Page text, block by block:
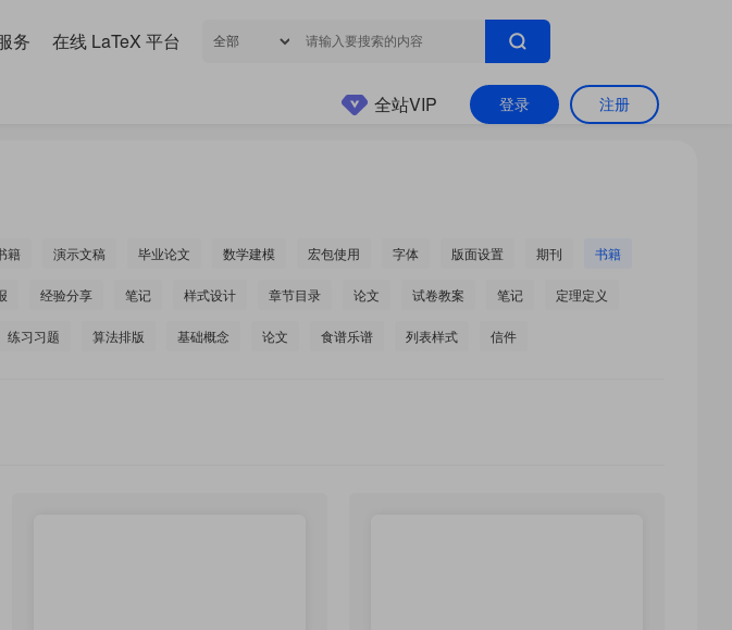
务 在线 LaTeX 平台
登录 注册
全站VIP
籍 演示文稿 毕业论文 数学建模 宏包使用 字体 版面设置 期刊 书籍
经验分享 笔记 样式设计 章节目录 论文 试卷教案 笔记 定理定义
练习习题 算法排版 基础概念 论文 食谱乐谱 列表样式 信件